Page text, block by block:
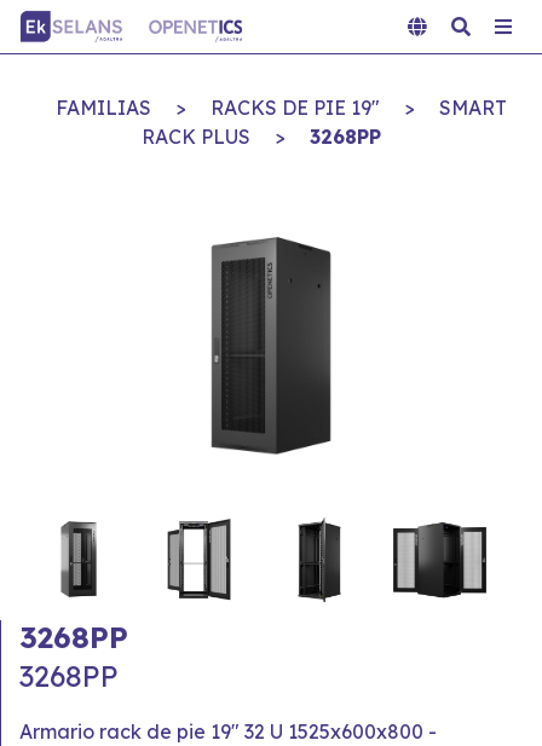
FAMILIAS > RACKS DE PIE 19" >
SMART
RACK PLUS
> 3268PP
3268PP
3268PP
Armario rack de pie 19" 32 U 1525x600x800 -